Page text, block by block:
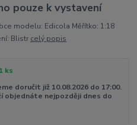
pouze k vystavení
modelu: Edicola Měřítko: 1:18
Blistr celý popis
ks
doručit již 10.08.2026 do 17:00.
objednáte nejpozději dnes do